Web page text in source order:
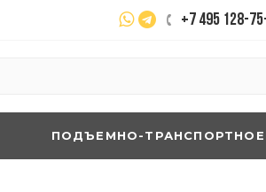
+7 495 128-
ПОДЪЕМНО-